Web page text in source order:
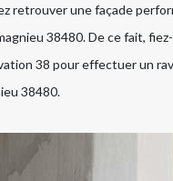
retrouver une façade
38480. De ce fait,
38 pour effectuer un
38480.